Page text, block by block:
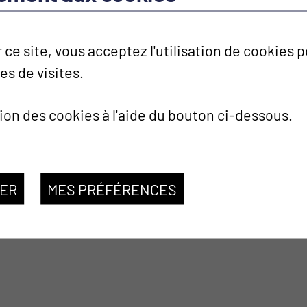
et un idéalisme qui défieront le temps.
art et une distribution d’exception !
site, vous acceptez l'utilisation de cookies
de visites.
des cookies à l'aide du bouton ci-dessous.
MES PRÉFÉRENCES